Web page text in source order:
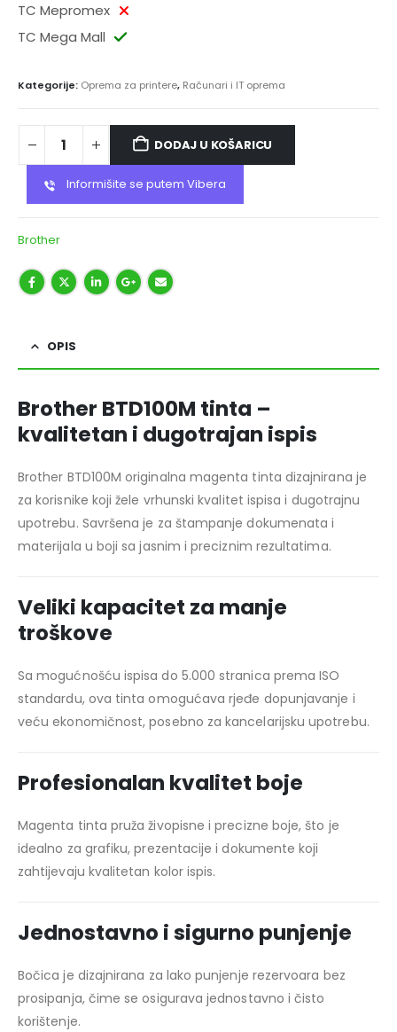
TC Mepromex
TC Mega Mall
Kategorije: Oprema za printere, Računari i IT oprema
DODAJ U KOŠARICU
Informišite se putem Vibera
Brother
OPIS
Brother BTD100M tinta –
kvalitetan i dugotrajan ispis
Brother BTD100M originalna magenta tinta dizajnirana je
za korisnike koji žele vrhunski kvalitet ispisa i dugotrajnu
upotrebu. Savršena je za štampanje dokumenata i
materijala u boji sa jasnim i preciznim rezultatima.
Veliki kapacitet za manje
troškove
Sa mogućnošću ispisa do 5.000 stranica prema ISO
standardu, ova tinta omogućava rjeđe dopunjavanje i
veću ekonomičnost, posebno za kancelarijsku upotrebu.
Profesionalan kvalitet boje
Magenta tinta pruža živopisne i precizne boje, što je
idealno za grafiku, prezentacije i dokumente koji
zahtijevaju kvalitetan kolor ispis.
Jednostavno i sigurno punjenje
Bočica je dizajnirana za lako punjenje rezervoara bez
prosipanja, čime se osigurava jednostavno i čisto
korištenje.